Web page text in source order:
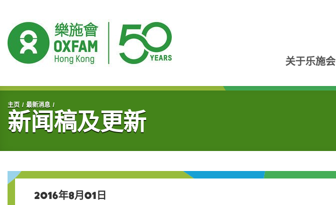
关于乐施会
开始主要内容
主页 最新消息
新闻稿及更新
2016年8月01日